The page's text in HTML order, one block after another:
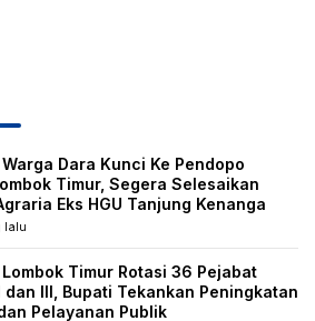
Dara Kunci Ke Pendopo
Timur, Segera Selesaikan
Eks HGU Tanjung Kenanga
lalu
Lombok Timur Rotasi 36 Pejabat
dan III, Bupati Tekankan Peningkatan
Pelayanan Publik